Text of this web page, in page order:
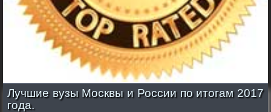
Лучшие вузы Москвы и России по итогам 2017
года.